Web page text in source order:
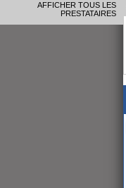
AFFICHER TOUS LES
PRESTATAIRES